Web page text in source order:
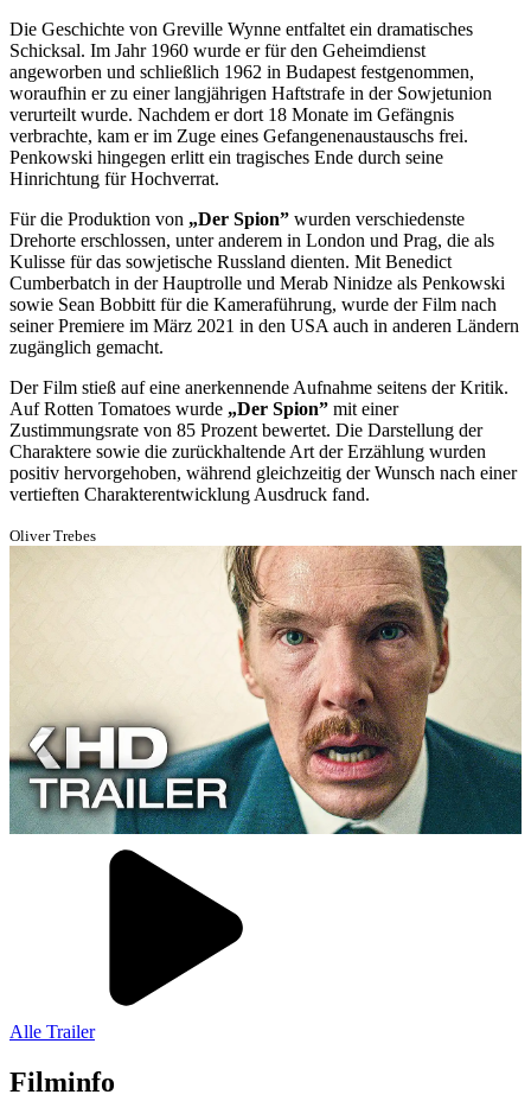
Die Geschichte von Greville Wynne entfaltet ein dramatisches
Schicksal. Im Jahr 1960 wurde er für den Geheimdienst
angeworben und schließlich 1962 in Budapest festgenommen,
woraufhin er zu einer langjährigen Haftstrafe in der Sowjetunion
verurteilt wurde. Nachdem er dort 18 Monate im Gefängnis
verbrachte, kam er im Zuge eines Gefangenenaustauschs frei.
Penkowski hingegen erlitt ein tragisches Ende durch seine
Hinrichtung für Hochverrat.
Für die Produktion von „Der Spion” wurden verschiedenste
Drehorte erschlossen, unter anderem in London und Prag, die als
Kulisse für das sowjetische Russland dienten. Mit Benedict
Cumberbatch in der Hauptrolle und Merab Ninidze als Penkowski
sowie Sean Bobbitt für die Kameraführung, wurde der Film nach
seiner Premiere im März 2021 in den USA auch in anderen Ländern
zugänglich gemacht.
Der Film stieß auf eine anerkennende Aufnahme seitens der Kritik.
Auf Rotten Tomatoes wurde „Der Spion” mit einer
Zustimmungsrate von 85 Prozent bewertet. Die Darstellung der
Charaktere sowie die zurückhaltende Art der Erzählung wurden
positiv hervorgehoben, während gleichzeitig der Wunsch nach einer
vertieften Charakterentwicklung Ausdruck fand.
Oliver Trebes
Alle Trailer
Filminfo